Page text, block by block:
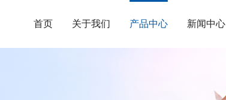
首页 关于我们 产品中心 新闻中心